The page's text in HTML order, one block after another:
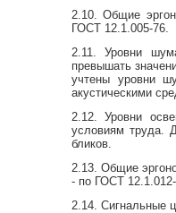
2.10. Общие
ГОСТ 12.1.005-76.
2.11. Уровни
превышать
учтены уровни
акустическими
2.12. Уровни
условиям труда.
бликов.
2.13. Общие
- по ГОСТ
2.14. Сигнальные